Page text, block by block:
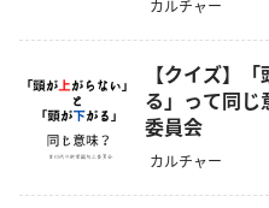
カルチャー
【クイズ】
る」って同
委員会
カルチャー